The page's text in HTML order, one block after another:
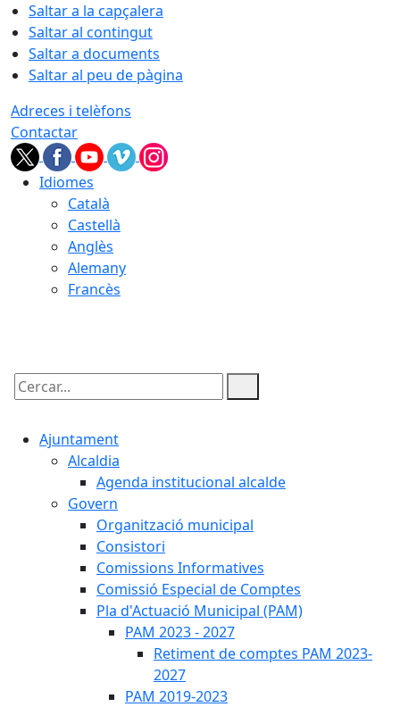
Saltar a la capçalera
Saltar al contingut
Saltar a documents
Saltar al peu de pàgina
Adreces i telèfons
Contactar
Idiomes
Català
Castellà
Anglès
Alemany
Francès
Cercar:
Ajuntament
Alcaldia
Agenda institucional alcalde
Govern
Organització municipal
Consistori
Comissions Informatives
Comissió Especial de Comptes
Pla d'Actuació Municipal (PAM)
PAM 2023 - 2027
Retiment de comptes PAM 2023-
2027
PAM 2019-2023